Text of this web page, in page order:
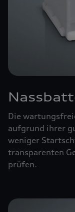
Die
aufgrund ihrer
weniger
transparenten
prüfen.